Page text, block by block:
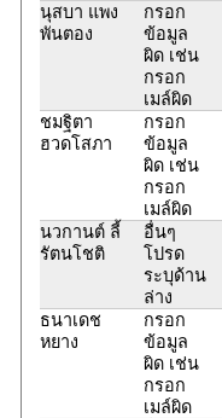
นุสบา แพง
พันตอง
กรอก
ข้อมูล
ผิด เช่น
กรอก
เมล์ผิด
ชมฐิตา
ฮวดโสภา
กรอก
ข้อมูล
ผิด เช่น
กรอก
เมล์ผิด
นวกานต์ ลี้
รัตนโชติ
อื่นๆ
โปรด
ระบุด้าน
ล่าง
ธนาเดช
หยาง
กรอก
ข้อมูล
ผิด เช่น
กรอก
เมล์ผิด